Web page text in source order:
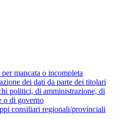
mancata o incompleta
dei dati da parte dei titolari
politici, di amministrazione, di
o di governo
consiliari regionali/provinciali